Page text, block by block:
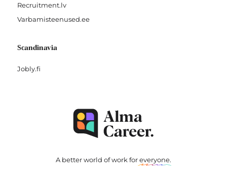
Recruitment.lv
Varbamisteenused.ee
Scandinavia
Jobly.fi
A better world of work foreveryone.